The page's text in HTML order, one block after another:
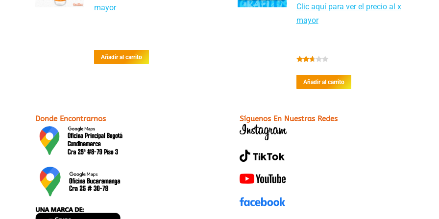
mayor
Añadir al carrito
Clic aquí para ver el precio al x
mayor
con
2.58
de 5
Añadir al carrito
Donde Encontrarnos Síguenos En Nuestras Redes